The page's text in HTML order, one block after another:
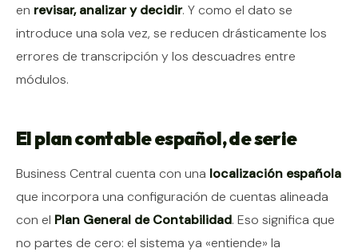
en revisar, analizar y decidir. Y como el dato se
introduce una sola vez, se reducen drásticamente los
errores de transcripción y los descuadres entre
módulos.
El plan contable español, de serie
Business Central cuenta con una localización española
que incorpora una configuración de cuentas alineada
con el Plan General de Contabilidad. Eso significa que
no partes de cero: el sistema ya «entiende» la